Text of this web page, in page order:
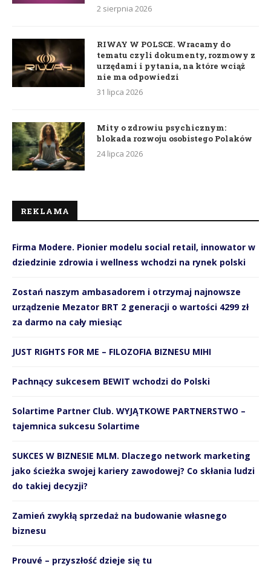
2 sierpnia 2026
RIWAY W POLSCE. Wracamy do
tematu czyli dokumenty, rozmowy z
urzędami i pytania, na które wciąż
nie ma odpowiedzi
31 lipca 2026
Mity o zdrowiu psychicznym:
blokada rozwoju osobistego Polaków
24 lipca 2026
REKLAMA
Firma Modere. Pionier modelu social retail, innowator w
dziedzinie zdrowia i wellness wchodzi na rynek polski
Zostań naszym ambasadorem i otrzymaj najnowsze
urządzenie Mezator BRT 2 generacji o wartości 4299 zł
za darmo na cały miesiąc
JUST RIGHTS FOR ME – FILOZOFIA BIZNESU MIHI
Pachnący sukcesem BEWIT wchodzi do Polski
Solartime Partner Club. WYJĄTKOWE PARTNERSTWO –
tajemnica sukcesu Solartime
SUKCES W BIZNESIE MLM. Dlaczego network marketing
jako ścieżka swojej kariery zawodowej? Co skłania ludzi
do takiej decyzji?
Zamień zwykłą sprzedaż na budowanie własnego
biznesu
Prouvé – przyszłość dzieje się tu